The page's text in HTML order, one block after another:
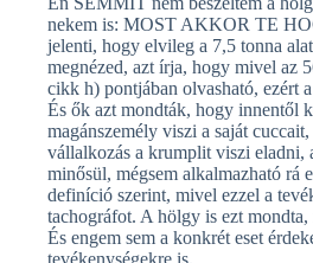
nekem is: MOST AKKOR TE
jelenti, hogy elvileg a 7,5 tonna
megnézed, azt írja, hogy mivel az
cikk h) pontjában olvasható, ezért
És ők azt mondták, hogy innentől
magánszemély viszi a saját
vállalkozás a krumplit viszi eladni,
minősül, mégsem alkalmazható rá
definíció szerint, mivel ezzel a
tachográfot. A hölgy is ezt mondta,
És engem sem a konkrét eset